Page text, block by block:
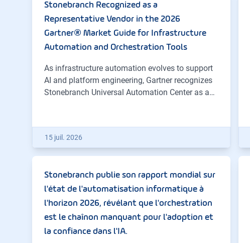
Stonebranch Recognized as a
Representative Vendor in the 2026
Gartner® Market Guide for Infrastructure
Automation and Orchestration Tools
As infrastructure automation evolves to support
AI and platform engineering, Gartner recognizes
Stonebranch Universal Automation Center as a…
15 juil. 2026
Stonebranch publie son rapport mondial sur
l'état de l'automatisation informatique à
l'horizon 2026, révélant que l'orchestration
est le chaînon manquant pour l'adoption et
la confiance dans l'IA.